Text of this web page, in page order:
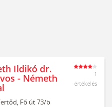
Ildikó dr.
- Németh
Fő út 73/b
1
értékelés